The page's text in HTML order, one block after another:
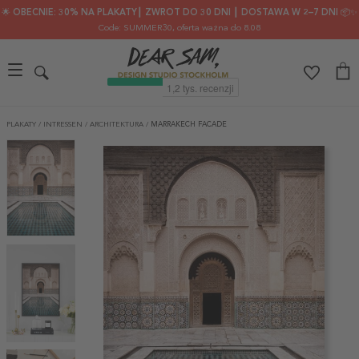
🌟 OBECNIE: 30% NA PLAKATY┃ ZWROT DO 30 DNI ┃ DOSTAWA W 2–7 DNI 📦✨
Code: SUMMER30, oferta ważna do 8.08
PLAKATY / INTRESSEN / ARCHITEKTURA / MARRAKECH FACADE